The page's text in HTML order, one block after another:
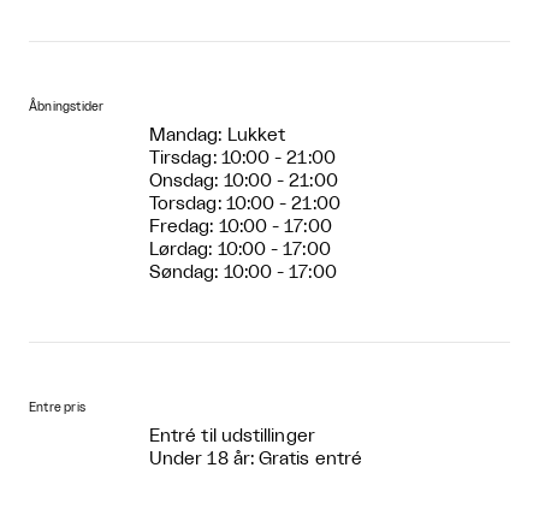
Åbningstider
Mandag: Lukket
Tirsdag: 10:00 - 21:00
Onsdag: 10:00 - 21:00
Torsdag: 10:00 - 21:00
Fredag: 10:00 - 17:00
Lørdag: 10:00 - 17:00
Søndag: 10:00 - 17:00
Entre pris
Entré til udstillinger
Under 18 år: Gratis entré